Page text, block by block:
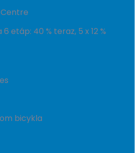
etáp: 40 % teraz, 5 x 12 %
bicykla